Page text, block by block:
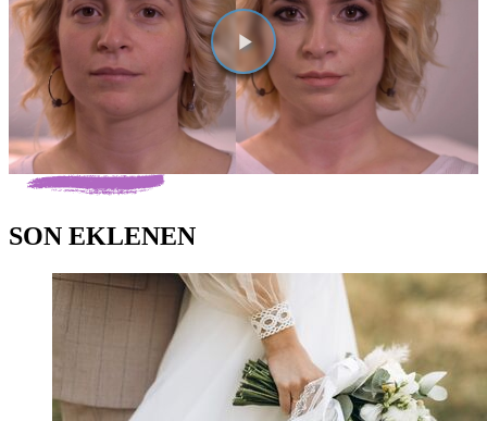
Videoyu
Oynat
SON EKLENEN